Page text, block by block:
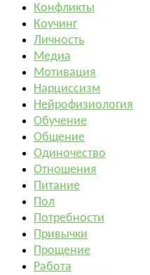
Конфликты
Коучинг
Личность
Медиа
Мотивация
Нарциссизм
Нейрофизиология
Обучение
Общение
Одиночество
Отношения
Питание
Пол
Потребности
Привычки
Прощение
Работа